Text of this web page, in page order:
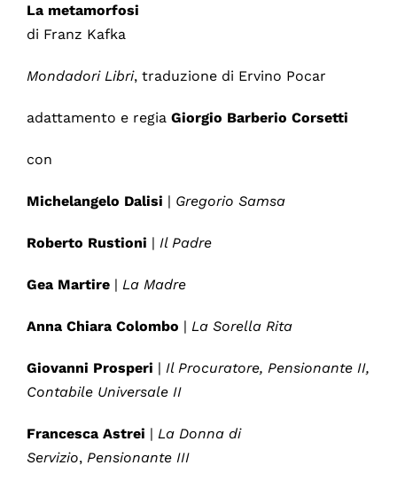
La metamorfosi
di Franz Kafka
Mondadori Libri, traduzione di Ervino Pocar
adattamento e regia Giorgio Barberio Corsetti
con
Michelangelo Dalisi | Gregorio Samsa
Roberto Rustioni | Il Padre
Gea Martire| La Madre
Anna Chiara Colombo | La Sorella Rita
Giovanni Prosperi | Il Procuratore, Pensionante II,
Contabile Universale II
Francesca Astrei | La Donna di
Servizio, Pensionante III